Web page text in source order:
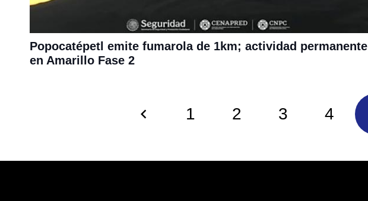
Popocatépetl emite fumarola de 1km; actividad permanente
en Amarillo Fase 2
1 2 3 4